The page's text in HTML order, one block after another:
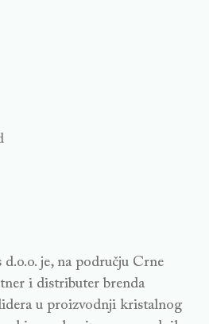
je, na području Crne
i distributer brenda
u proizvodnji kristalnog